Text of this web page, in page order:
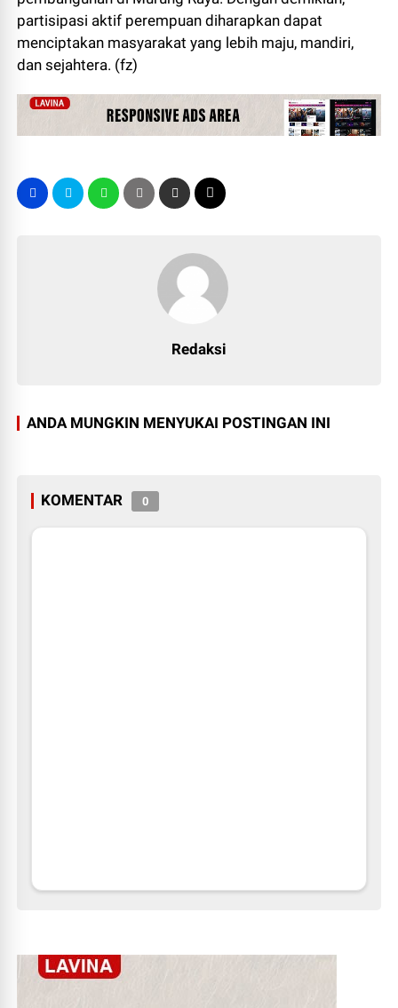
partisipasi aktif perempuan diharapkan dapat
menciptakan masyarakat yang lebih maju, mandiri,
dan sejahtera. (fz)
Redaksi
ANDA MUNGKIN MENYUKAI POSTINGAN INI
KOMENTAR 0